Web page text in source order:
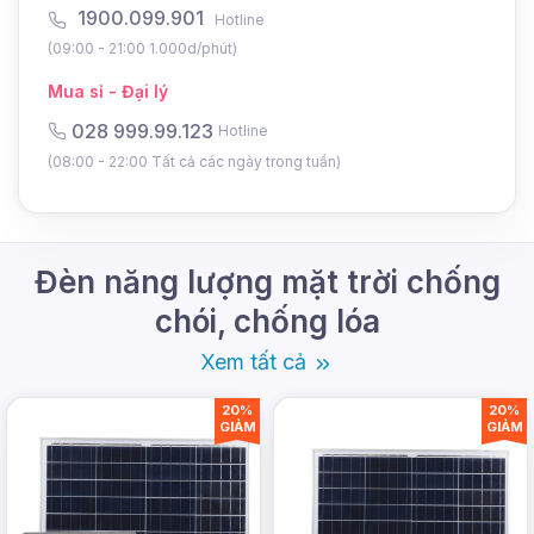
Tổng quan về mẫu đèn
1900.099.901
Hotline
(09:00 - 21:00 1.000d/phút)
Mua sỉ - Đại lý
028 999.99.123 Hotline
(08:00 - 22:00 Tất cả các ngày trong tuần)
Đèn năng lượng mặt trời chống
chói, chống lóa
Xem tất cả
20%
GIẢM
20%
GIẢM